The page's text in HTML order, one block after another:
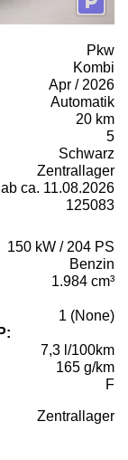
Pkw
Kombi
Apr / 2026
Automatik
20 km
5
Schwarz
Zentrallager
ab ca. 11.08.2026
125083
150 kW / 204 PS
Benzin
1.984 cm³
1 (None)
7,3 l/100km
165 g/km
F
Zentrallager